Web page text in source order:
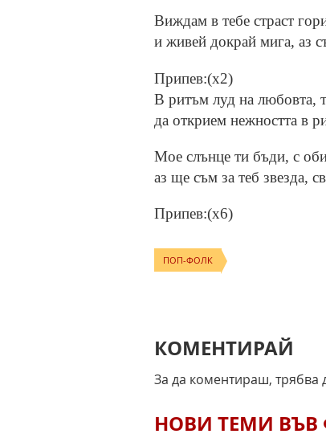
Виждам в тебе страст
и живей докрай мига, аз
Припев:(x2)
В ритъм луд на любовта,
да открием нежността в
Мое слънце ти бъди, с
аз ще съм за теб звезда,
Припев:(x6)
ПОП-ФОЛК
КОМЕНТИРАЙ
За да коментираш, трябва
НОВИ ТЕМИ